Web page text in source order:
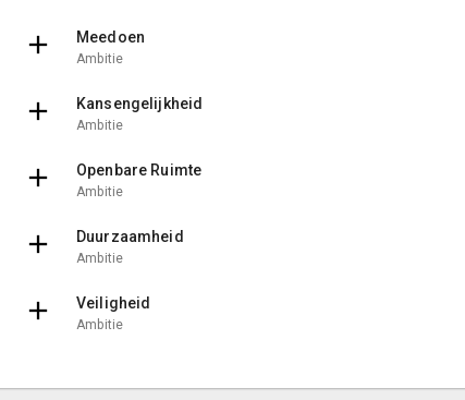
Meedoen
Ambitie
Kansengelijkheid
Ambitie
Openbare Ruimte
Ambitie
Duurzaamheid
Ambitie
Veiligheid
Ambitie